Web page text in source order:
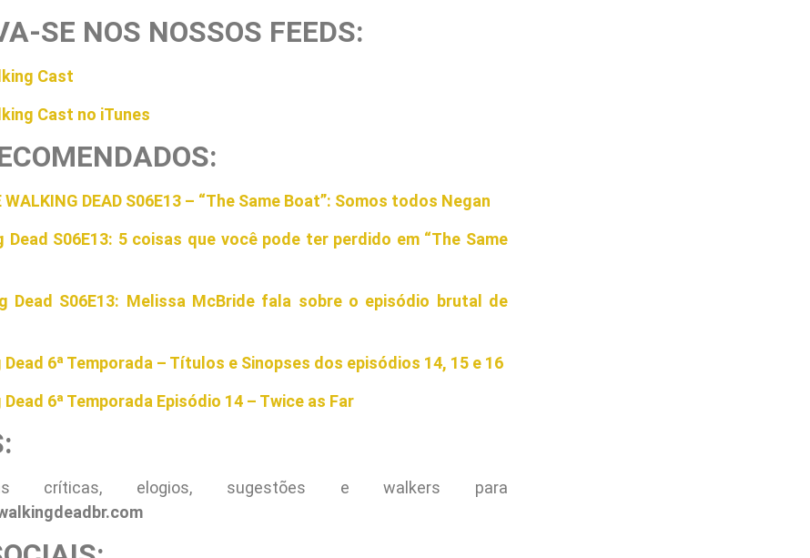
SE NOS NOSSOS FEEDS:
Cast
Cast no iTunes
WALKING DEAD S06E13 – “The Same Boat”: Somos todos Negan
Dead S06E13: 5 coisas que você pode ter perdido em “The Same
Dead S06E13: Melissa McBride fala sobre o episódio brutal de
Dead 6ª Temporada – Títulos e Sinopses dos episódios 14, 15 e 16
6ª Temporada Episódio 14 – Twice as Far
críticas, elogios, sugestões e walkers para